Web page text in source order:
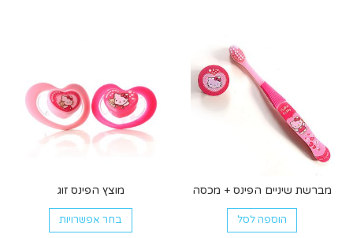
מברשת שיניים הפינס + מכסה
הוספה לסל
מוצץ הפינס זוג
בחר אפשרויות